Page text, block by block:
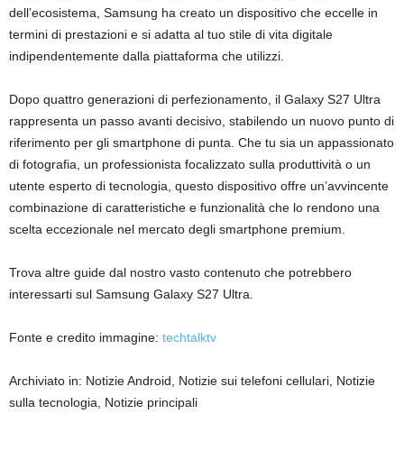
dell’ecosistema, Samsung ha creato un dispositivo che eccelle in
termini di prestazioni e si adatta al tuo stile di vita digitale
indipendentemente dalla piattaforma che utilizzi.
Dopo quattro generazioni di perfezionamento, il Galaxy S27 Ultra
rappresenta un passo avanti decisivo, stabilendo un nuovo punto di
riferimento per gli smartphone di punta. Che tu sia un appassionato
di fotografia, un professionista focalizzato sulla produttività o un
utente esperto di tecnologia, questo dispositivo offre un’avvincente
combinazione di caratteristiche e funzionalità che lo rendono una
scelta eccezionale nel mercato degli smartphone premium.
Trova altre guide dal nostro vasto contenuto che potrebbero
interessarti sul Samsung Galaxy S27 Ultra.
Fonte e credito immagine: techtalktv
Archiviato in: Notizie Android, Notizie sui telefoni cellulari, Notizie
sulla tecnologia, Notizie principali